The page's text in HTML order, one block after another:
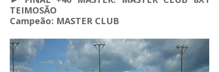
TEIMOSÃO
Campeão: MASTER CLUB